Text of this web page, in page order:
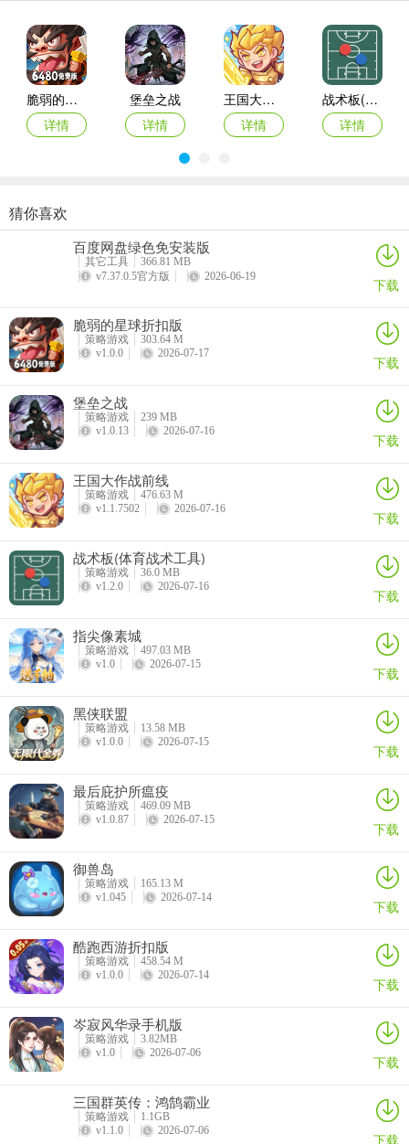
4、士兵会自动进行战斗，玩家可以继续多生产士兵。
游戏亮点
1、基地防御与作战行动：保卫你的基地免受敌人攻击，并制定战略作
战计划以确保胜利。
2、特种部队任务：执行特种部队任务，渗透敌方防线并完成关键目
标。
3、武器与载具定制：为你的士兵配备各种武器，并根据你的战术偏好
定制载具。
4、指挥你的军队：扮演一位技艺精湛的指挥官，以精准和专业的技能
领导你的军队。
5、军事模拟与生存冒险：在战火纷飞的世界中体验紧张刺激的军事模
拟与生存冒险。
更新日志
v1.0.71版本
优化游戏体验。
脆弱的星球折扣版
详情
堡垒之战
详情
王国大作战前线
详情
战术板(体育战术工具)
详情
指尖像素城
黑侠联盟
详情
最后庇护所瘟疫
御兽岛
猜你喜欢
百度网盘绿色免安装版
其它工具
366.81 MB
v7.37.0.5官方版
2026-06-19 下载
脆弱的星球折扣版
策略游戏
303.64 M
v1.0.0
2026-07-17 下载
堡垒之战
策略游戏
239 MB
v1.0.13
2026-07-16 下载
王国大作战前线
策略游戏
476.63 M
v1.1.7502
2026-07-16 下载
战术板(体育战术工具)
策略游戏
36.0 MB
v1.2.0
2026-07-16 下载
指尖像素城
策略游戏
497.03 MB
v1.0
2026-07-15 下载
黑侠联盟
策略游戏
13.58 MB
v1.0.0
2026-07-15 下载
最后庇护所瘟疫
策略游戏
469.09 MB
v1.0.87
2026-07-15 下载
御兽岛
策略游戏
165.13 M
v1.045
2026-07-14 下载
酷跑西游折扣版
策略游戏
458.54 M
v1.0.0
2026-07-14 下载
岑寂风华录手机版
策略游戏
3.82MB
v1.0
2026-07-06 下载
三国群英传：鸿鹄霸业
策略游戏
1.1GB
v1.1.0
2026-07-06 下载